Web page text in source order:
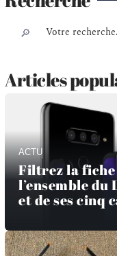
Articles
ACTU
Filtrez la
l’ensemble du
et de ses cinq